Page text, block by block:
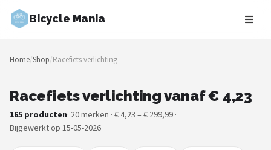
Bicycle Mania
Zoeken
NAVIGATIE
Merken
Blog
Home/Shop/Racefiets verlichting
Racefiets verlichting vanaf € 4,23
165 producten· 20 merken · € 4,23 – € 299,99 ·
Bijgewerkt op 15-05-2026